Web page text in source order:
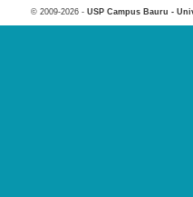
© 2009-2026 - USP Campus Bauru -